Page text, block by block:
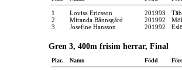
1 Lovisa Ericsson 201993
2
Miranda Bånnsgård 201992
3
Josefine Hansson 201992
Gren 3, 400m frisim herrar, Final
Plac. Namn Född